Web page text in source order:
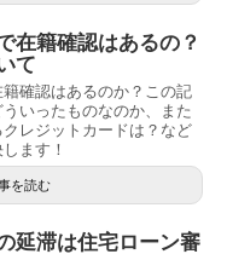
在籍確認はあるの？
て
確認はあるのか？この記
いったものなのか、また
レジットカードは？など
ます！
を読む
延滞は住宅ローン審